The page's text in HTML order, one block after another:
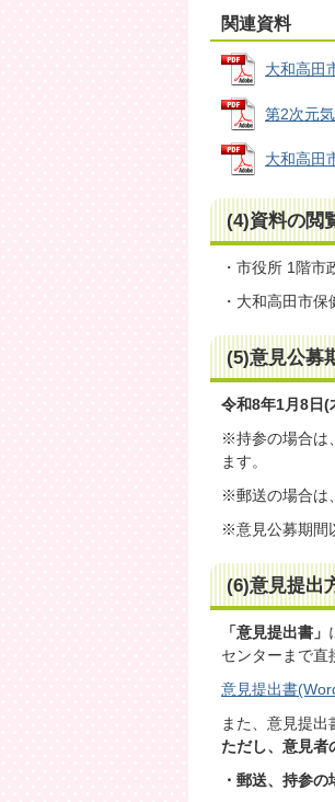
関連資料
大和高田
第2次元
大和高田
(4)資料の閲
・市役所 1階市
・大和高田市
(5)意見公募
令和8年1月8日
※持参の場合は
ます。
※郵送の場合は
※意見公募期間
(6)意見提出
「意見提出書」
センターまで直
意見提出書
また、意見提出
ただし、意見者
・郵送、持参の